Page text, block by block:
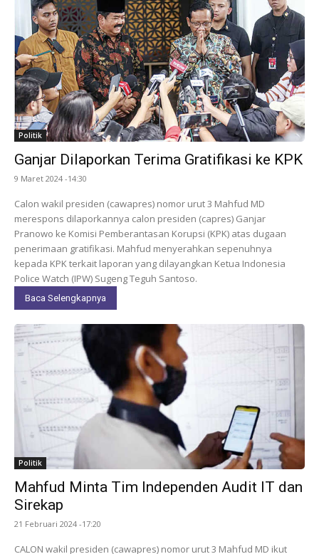
Politik
Ganjar Dilaporkan Terima Gratifikasi ke KPK
9 Maret 2024 -14:30
Calon wakil presiden (cawapres) nomor urut 3 Mahfud MD
merespons dilaporkannya calon presiden (capres) Ganjar
Pranowo ke Komisi Pemberantasan Korupsi (KPK) atas dugaan
penerimaan gratifikasi. Mahfud menyerahkan sepenuhnya
kepada KPK terkait laporan yang dilayangkan Ketua Indonesia
Police Watch (IPW) Sugeng Teguh Santoso.
Baca Selengkapnya
Politik
Mahfud Minta Tim Independen Audit IT dan
Sirekap
21 Februari 2024 -17:20
CALON wakil presiden (cawapres) nomor urut 3 Mahfud MD ikut